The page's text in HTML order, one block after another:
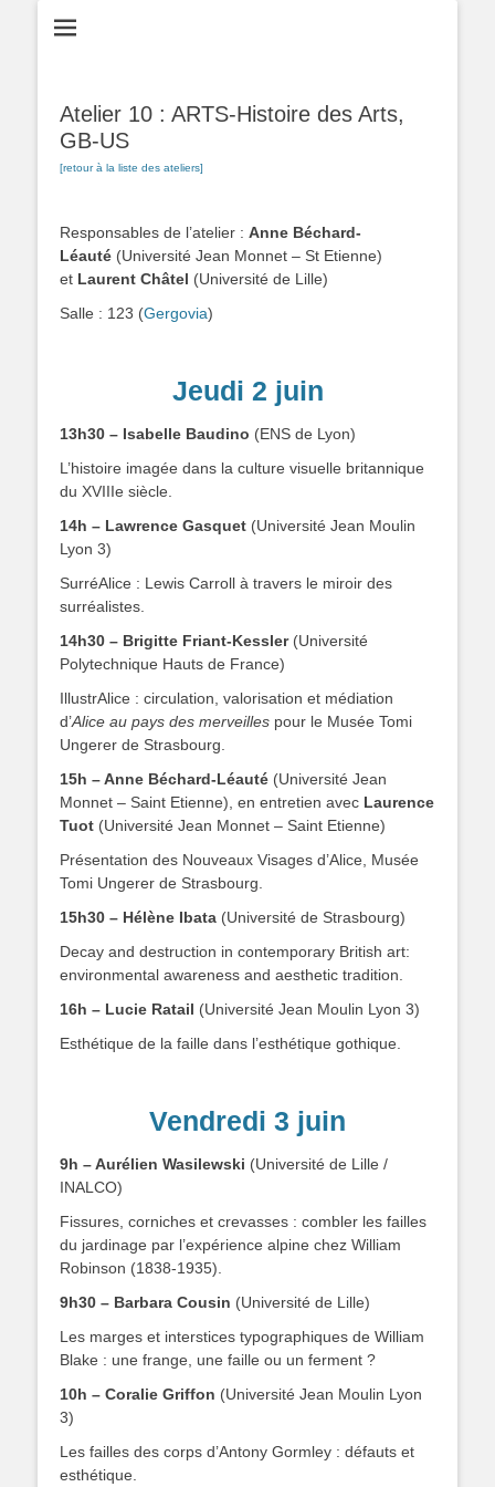
Atelier 10 : ARTS-Histoire des Arts,
GB-US
[retour à la liste des ateliers]
Responsables de l’atelier : Anne Béchard-
Léauté (Université Jean Monnet – St Etienne)
et Laurent Châtel (Université de Lille)
Salle : 123 (Gergovia)
Jeudi 2 juin
13h30 – Isabelle Baudino (ENS de Lyon)
L’histoire imagée dans la culture visuelle britannique
du XVIIIe siècle.
14h – Lawrence Gasquet (Université Jean Moulin
Lyon 3)
SurréAlice : Lewis Carroll à travers le miroir des
surréalistes.
14h30 – Brigitte Friant-Kessler(Université
Polytechnique Hauts de France)
IllustrAlice : circulation, valorisation et médiation
d’Alice au pays des merveilles pour le Musée Tomi
Ungerer de Strasbourg.
15h – Anne Béchard-Léauté (Université Jean
Monnet – Saint Etienne), en entretien avec Laurence
Tuot (Université Jean Monnet – Saint Etienne)
Présentation des Nouveaux Visages d’Alice, Musée
Tomi Ungerer de Strasbourg.
15h30 – Hélène Ibata (Université de Strasbourg)
Decay and destruction in contemporary British art:
environmental awareness and aesthetic tradition.
16h – Lucie Ratail (Université Jean Moulin Lyon 3)
Esthétique de la faille dans l’esthétique gothique.
Vendredi 3 juin
9h – Aurélien Wasilewski (Université de Lille /
INALCO)
Fissures, corniches et crevasses : combler les failles
du jardinage par l’expérience alpine chez William
Robinson (1838-1935).
9h30 – Barbara Cousin (Université de Lille)
Les marges et interstices typographiques de William
Blake : une frange, une faille ou un ferment ?
10h – Coralie Griffon (Université Jean Moulin Lyon
3)
Les failles des corps d’Antony Gormley : défauts et
esthétique.